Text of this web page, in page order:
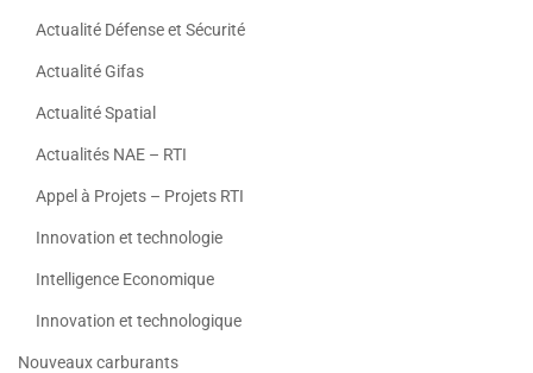
Actualité Défense et Sécurité
Actualité Gifas
Actualité Spatial
Actualités NAE – RTI
Appel à Projets – Projets RTI
Innovation et technologie
Intelligence Economique
Innovation et technologique
Nouveaux carburants